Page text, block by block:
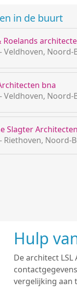
in de buurt
Roelands
Veldhoven, Noord-
bna
Veldhoven, Noord-
Slagter
Riethoven, Noord-
Hulp
De architect
vergelijking aan